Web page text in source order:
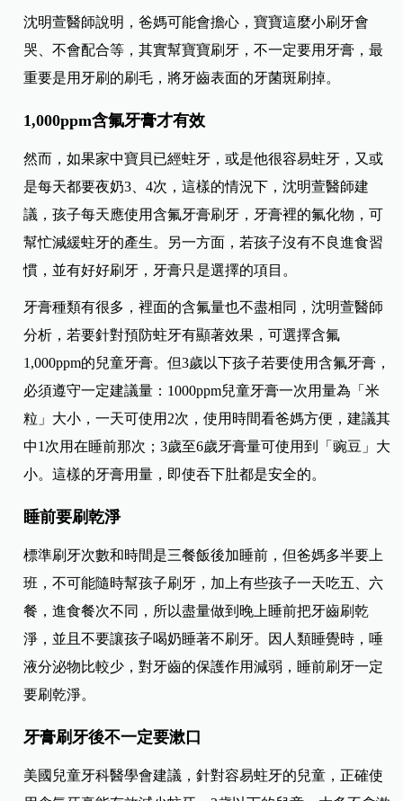
沈明萱醫師說明，爸媽可能會擔心，寶寶這麼小刷牙會
哭、不會配合等，其實幫寶寶刷牙，不一定要用牙膏，最
重要是用牙刷的刷毛，將牙齒表面的牙菌斑刷掉。
1,000ppm含氟牙膏才有效
然而，如果家中寶貝已經蛀牙，或是他很容易蛀牙，又或
是每天都要夜奶3、4次，這樣的情況下，沈明萱醫師建
議，孩子每天應使用含氟牙膏刷牙，牙膏裡的氟化物，可
幫忙減緩蛀牙的產生。另一方面，若孩子沒有不良進食習
慣，並有好好刷牙，牙膏只是選擇的項目。
牙膏種類有很多，裡面的含氟量也不盡相同，沈明萱醫師
分析，若要針對預防蛀牙有顯著效果，可選擇含氟
1,000ppm的兒童牙膏。但3歲以下孩子若要使用含氟牙膏，
必須遵守一定建議量：1000ppm兒童牙膏一次用量為「米
粒」大小，一天可使用2次，使用時間看爸媽方便，建議其
中1次用在睡前那次；3歲至6歲牙膏量可使用到「豌豆」大
小。這樣的牙膏用量，即使吞下肚都是安全的。
睡前要刷乾淨
標準刷牙次數和時間是三餐飯後加睡前，但爸媽多半要上
班，不可能隨時幫孩子刷牙，加上有些孩子一天吃五、六
餐，進食餐次不同，所以盡量做到晚上睡前把牙齒刷乾
淨，並且不要讓孩子喝奶睡著不刷牙。因人類睡覺時，唾
液分泌物比較少，對牙齒的保護作用減弱，睡前刷牙一定
要刷乾淨。
牙膏刷牙後不一定要漱口
美國兒童牙科醫學會建議，針對容易蛀牙的兒童，正確使